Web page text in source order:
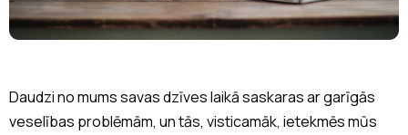
Daudzi no mums savas dzīves laikā saskaras ar garīgās
veselības problēmām, un tās, visticamāk, ietekmēs mūs